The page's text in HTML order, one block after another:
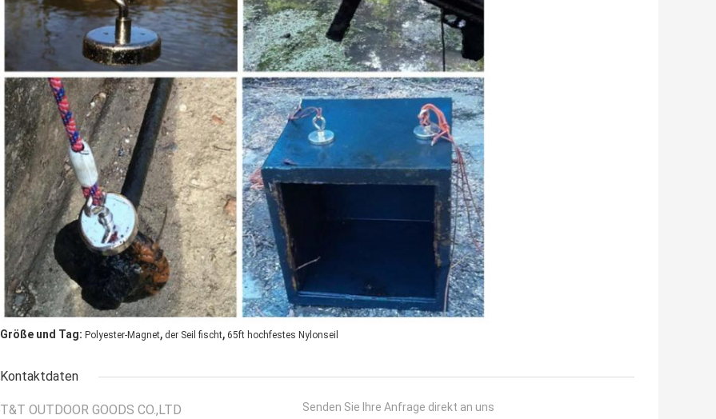
Größe und Tag: Polyester-Magnet, der Seil fischt, 65ft hochfestes Nylonseil
Kontaktdaten
T&T OUTDOOR GOODS CO.,LTD Senden Sie Ihre Anfrage direkt an uns